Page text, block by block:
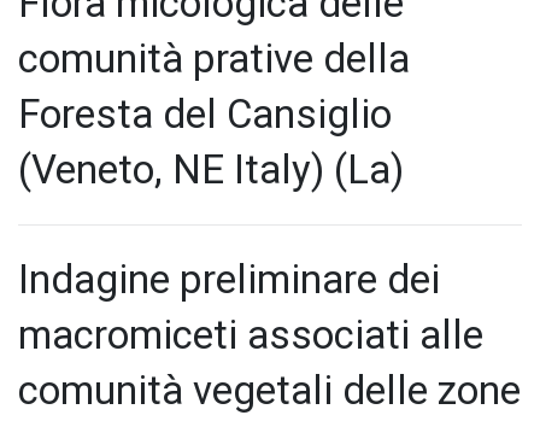
comunità prative della
Foresta del Cansiglio
(Veneto, NE Italy) (La)
Indagine preliminare dei
macromiceti associati alle
comunità vegetali delle zone